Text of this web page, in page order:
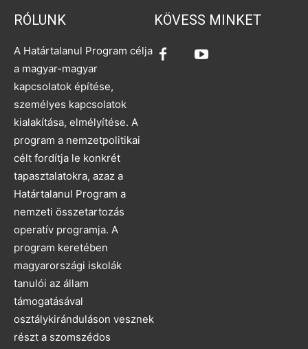
RÓLUNK
A Határtalanul Program célja
a magyar-magyar
kapcsolatok építése,
személyes kapcsolatok
kialakítása, elmélyítése. A
program a nemzetpolitikai
célt fordítja le konkrét
tapasztalatokra, azaz a
Határtalanul Program a
nemzeti összetartozás
operatív programja. A
program keretében
magyarországi iskolák
tanulói az állam
támogatásával
osztálykiránduláson vesznek
részt a szomszédos
KÖVESS MINKET